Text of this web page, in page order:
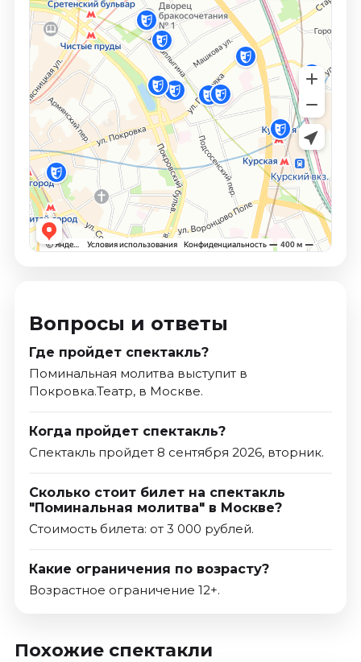
Вопросы и ответы
Где пройдет спектакль?
Поминальная молитва выступит в
Покровка.Театр, в Москве.
Когда пройдет спектакль?
Спектакль пройдет 8 сентября 2026, вторник.
Сколько стоит билет на спектакль
"Поминальная молитва" в Москве?
Стоимость билета: от 3 000 рублей.
Какие ограничения по возрасту?
Возрастное ограничение 12+.
Похожие спектакли